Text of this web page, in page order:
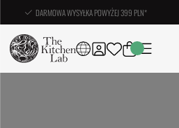
DARMOWA WYSYŁKA POWYŻEJ 399 PLN*